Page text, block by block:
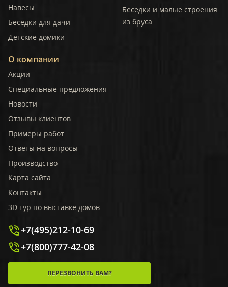
Навесы
Беседки для дачи
Детские домики
Беседки и малые строения
из бруса
О компании
Акции
Специальные предложения
Новости
Отзывы клиентов
Примеры работ
Ответы на вопросы
Производство
Карта сайта
Контакты
3D тур по выставке домов
+7(495)212-10-69
+7(800)777-42-08
ПЕРЕЗВОНИТЬ ВАМ?